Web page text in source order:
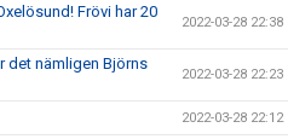
Frövi har 20
2022-03-28 22:38
det nämligen Björns
2022-03-28 22:23
2022-03-28 22:12